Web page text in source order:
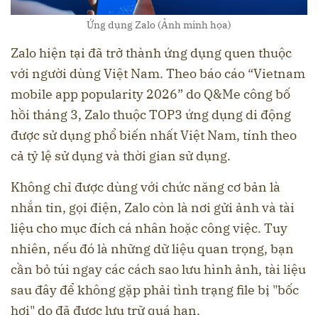
Ứng dụng Zalo (Ảnh minh họa)
Zalo hiện tại đã trở thành ứng dụng quen thuộc
với người dùng Việt Nam. Theo báo cáo “Vietnam
mobile app popularity 2026” do Q&Me công bố
hồi tháng 3, Zalo thuộc TOP3 ứng dụng di động
được sử dụng phổ biến nhất Việt Nam, tính theo
cả tỷ lệ sử dụng và thời gian sử dụng.
Không chỉ được dùng với chức năng cơ bản là
nhắn tin, gọi điện, Zalo còn là nơi gửi ảnh và tài
liệu cho mục đích cá nhân hoặc công việc. Tuy
nhiên, nếu đó là những dữ liệu quan trọng, bạn
cần bỏ túi ngay các cách sao lưu hình ảnh, tài liệu
sau đây để không gặp phải tình trạng file bị "bốc
hơi" do đã được lưu trữ quá hạn.